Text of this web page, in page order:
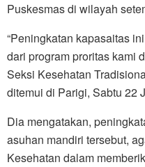
Puskesmas di wilayah
“Peningkatan kapasaitas
dari program proritas kami
Seksi Kesehatan
ditemui di Parigi, Sabtu 22
Dia mengatakan,
asuhan mandiri tersebut,
Kesehatan dalam